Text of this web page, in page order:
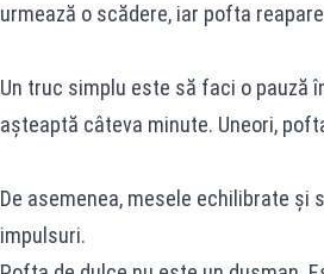
urmează o scădere, iar pofta
Un truc simplu este să faci o pauză
așteaptă câteva minute. Uneori,
De asemenea, mesele echilibrate
impulsuri.